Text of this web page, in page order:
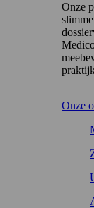
Onze
Onze